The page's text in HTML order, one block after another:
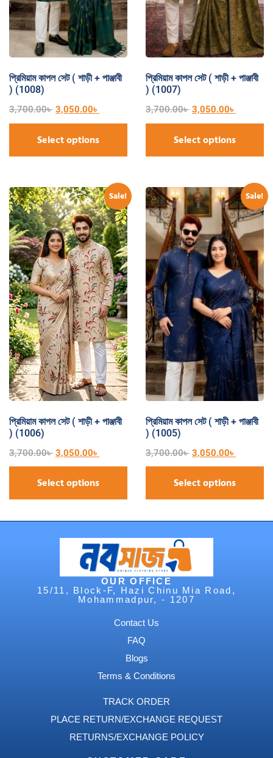
প্রিমিয়াম কাপল সেট ( শাড়ী + পাঞ্জাবী
) (1008)
3,700.00৳ 3,050.00৳
Select options
প্রিমিয়াম কাপল সেট ( শাড়ী + পাঞ্জাবী
) (1007)
3,700.00৳ 3,050.00৳
Select options
Sale!
প্রিমিয়াম কাপল সেট ( শাড়ী + পাঞ্জাবী
) (1006)
3,700.00৳ 3,050.00৳
Select options
Sale!
প্রিমিয়াম কাপল সেট ( শাড়ী + পাঞ্জাবী
) (1005)
3,700.00৳ 3,050.00৳
Select options
OUR OFFICE
15/11, Block-F, Hazi Chinu Mia Road,
Mohammadpur, - 1207
Contact Us
FAQ
Blogs
Terms & Conditions
TRACK ORDER
PLACE RETURN/EXCHANGE REQUEST
RETURNS/EXCHANGE POLICY